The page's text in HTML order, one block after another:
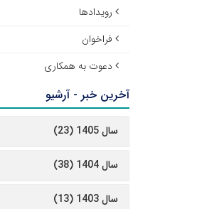
رویدادها
فراخوان
دعوت به همکاری
آخرین خبر - آرشیو
سال 1405 (23)
سال 1404 (38)
سال 1403 (13)